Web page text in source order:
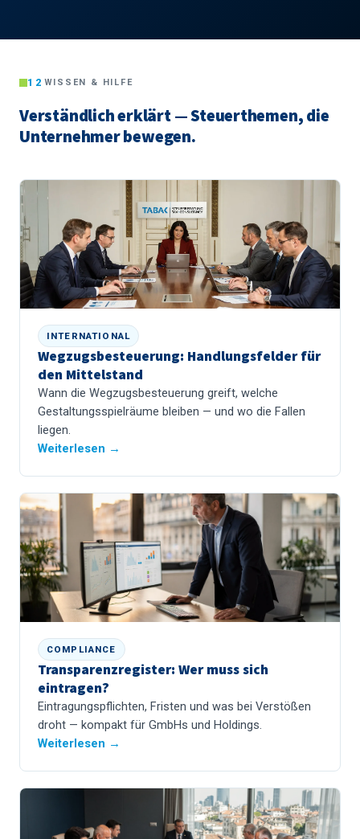
12 WISSEN & HILFE
Verständlich erklärt — Steuerthemen, die
Unternehmer bewegen.
INTERNATIONAL
Wegzugsbesteuerung: Handlungsfelder für
den Mittelstand
Wann die Wegzugsbesteuerung greift, welche
Gestaltungsspielräume bleiben — und wo die Fallen
liegen.
Weiterlesen →
COMPLIANCE
Transparenzregister: Wer muss sich
eintragen?
Eintragungspflichten, Fristen und was bei Verstößen
droht — kompakt für GmbHs und Holdings.
Weiterlesen →